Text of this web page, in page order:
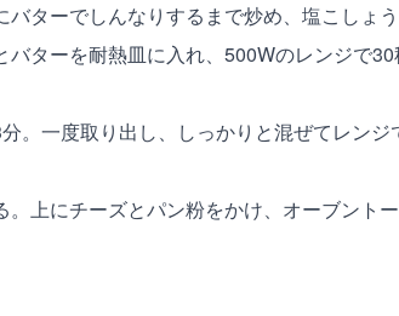
ターでしんなりするまで炒め、塩こしょ
ターを耐熱皿に入れ、500Wのレンジで
。一度取り出し、しっかりと混ぜてレンジ
上にチーズとパン粉をかけ、オーブント